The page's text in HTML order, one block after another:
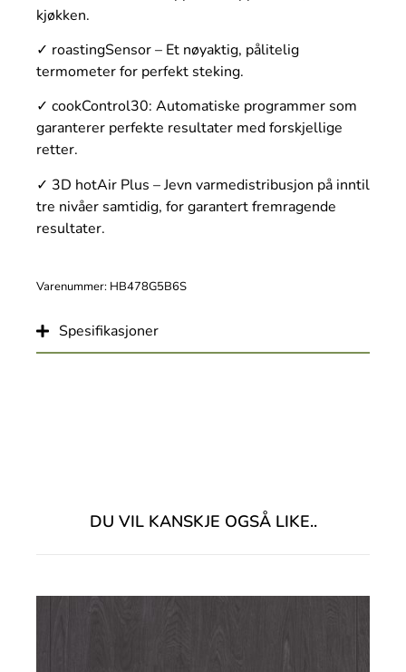
kjøkken.
✓ roastingSensor – Et nøyaktig, pålitelig
termometer for perfekt steking.
✓ cookControl30: Automatiske programmer som
garanterer perfekte resultater med forskjellige
retter.
✓ 3D hotAir Plus – Jevn varmedistribusjon på inntil
tre nivåer samtidig, for garantert fremragende
resultater.
Varenummer: HB478G5B6S
Spesifikasjoner
DU VIL KANSKJE OGSÅ LIKE..